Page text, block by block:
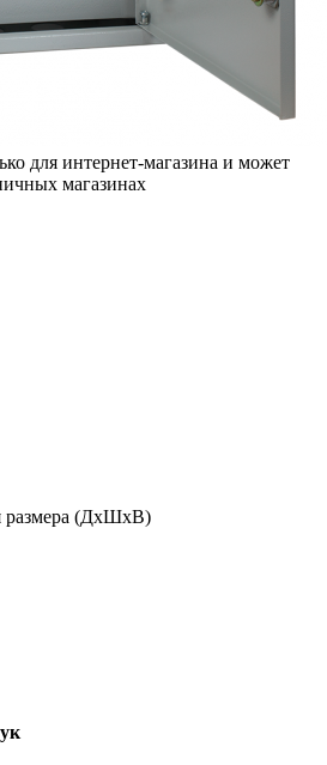
для интернет-магазина и может
магазинах
размера (ДхШхВ)